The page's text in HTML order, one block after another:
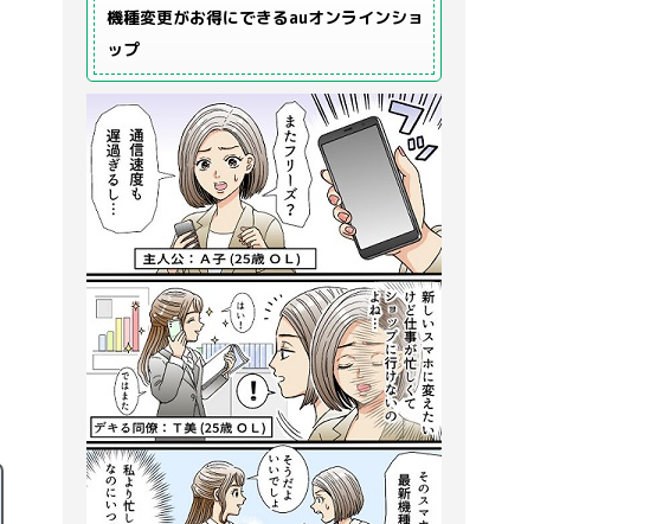
機種変更がお得にできるauオンラインショ
ップ